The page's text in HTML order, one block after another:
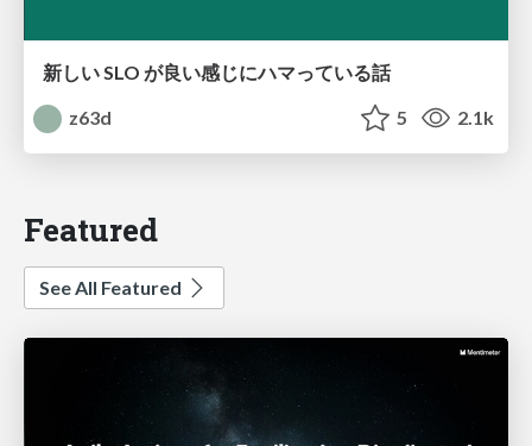
新しい SLO が良い感じにハマっている話
z63d
5 2.1k
Featured
See All Featured